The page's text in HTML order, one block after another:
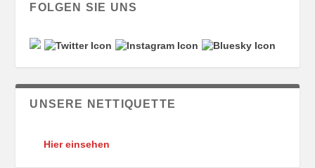
FOLGEN SIE UNS
UNSERE NETTIQUETTE
Hier einsehen